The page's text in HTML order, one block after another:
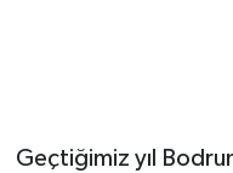
Geçtiğimiz yıl